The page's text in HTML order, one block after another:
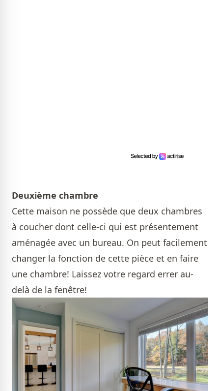
Deuxième chambre
Cette maison ne possède que deux chambres
à coucher dont celle-ci qui est présentement
aménagée avec un bureau. On peut facilement
changer la fonction de cette pièce et en faire
une chambre! Laissez votre regard errer au-
delà de la fenêtre!